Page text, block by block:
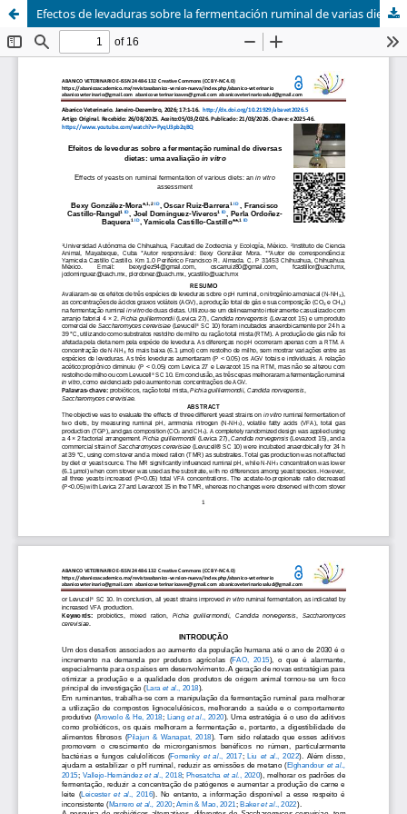
Efectos de levaduras sobre la fermentación ruminal de varias dietas: una evaluación in vitro